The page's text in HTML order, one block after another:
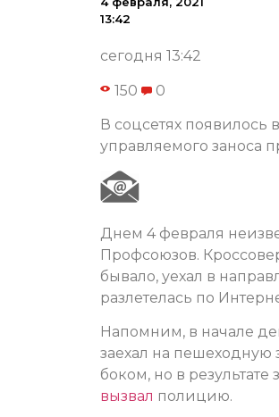
13:42
сегодня 13:42
150 0
В соцсетях появилось
управляемого заноса
Днем 4 февраля
Профсоюзов.
бывало, уехал в
разлетелась по
Напомним, в начале
заехал на пешеходную
боком, но в
вызвал полицию.